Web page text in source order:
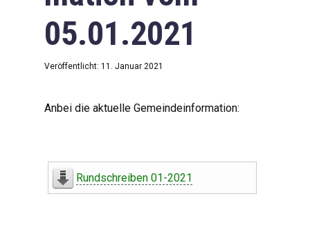
05.01.2021
Veröffentlicht: 11. Januar 2021
Anbei die aktuelle Gemeindeinformation:
Rundschreiben 01-2021